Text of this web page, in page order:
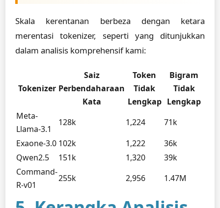
Skala kerentanan berbeza dengan ketara
merentasi tokenizer, seperti yang ditunjukkan
dalam analisis komprehensif kami:
Tokenizer
Saiz
Perbendaharaan
Kata
Token
Tidak
Lengkap
Bigram
Tidak
Lengkap
Meta-
Llama-3.1
128k 1,224
71k
Exaone-3.0 102k 1,222
36k
Qwen2.5
151k 1,320
39k
Command-
R-v01
255k 2,956 1.47M